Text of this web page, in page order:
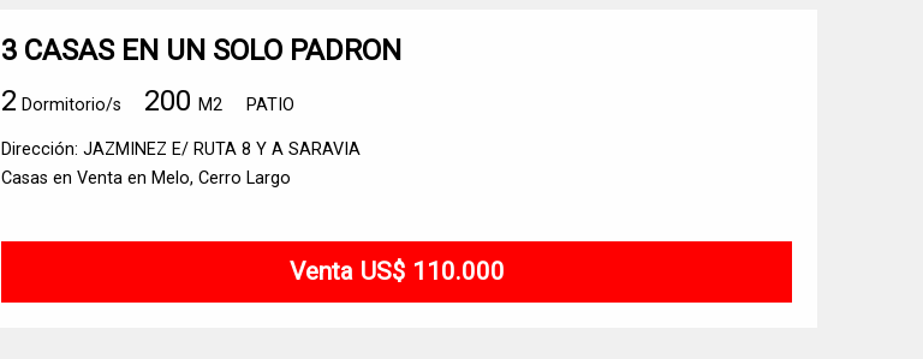
3 CASAS EN UN SOLO PADRON
2 Dormitorio/s 200M2 PATIO
Dirección: JAZMINEZ E/ RUTA 8 Y A SARAVIA
Casas en Venta en Melo, Cerro Largo
Venta US$ 110.000